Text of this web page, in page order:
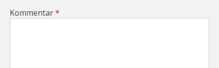
Kommentar*